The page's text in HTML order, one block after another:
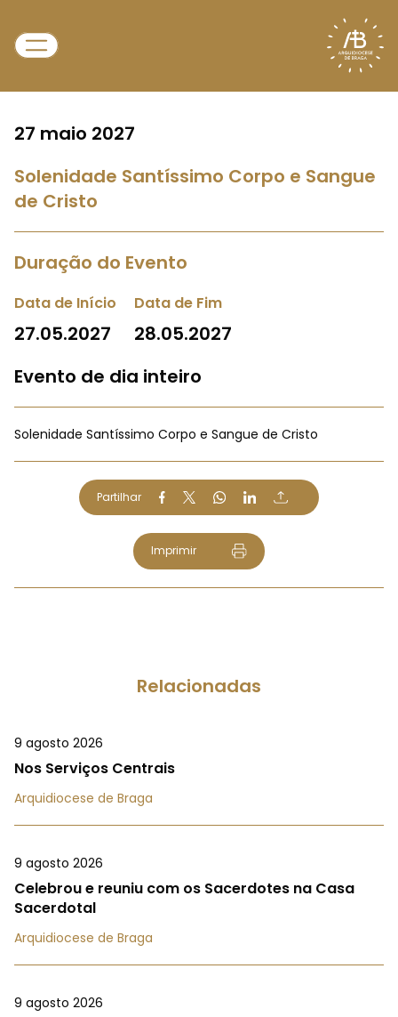
27 maio 2027
Solenidade Santíssimo Corpo e Sangue
de Cristo
Duração do Evento
Data de Início
27.05.2027
Data de Fim
28.05.2027
Evento de dia inteiro
Solenidade Santíssimo Corpo e Sangue de Cristo
Partilhar
Imprimir
Relacionadas
9 agosto 2026
Nos Serviços Centrais
Arquidiocese de Braga
9 agosto 2026
Celebrou e reuniu com os Sacerdotes na Casa
Sacerdotal
Arquidiocese de Braga
9 agosto 2026